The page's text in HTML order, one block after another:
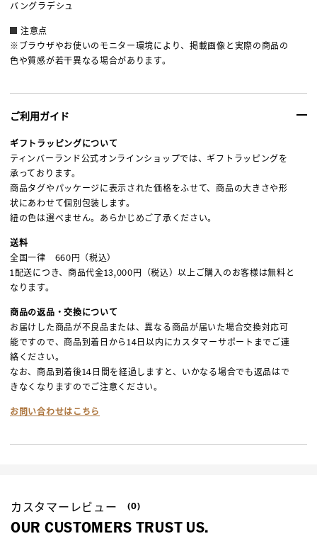
バングラデシュ
注意点
※ブラウザやお使いのモニター環境により、掲載画像と実際の商品の
色や質感が若干異なる場合があります。
ご利用ガイド
ギフトラッピングについて
ティンバーランド公式オンラインショップでは、ギフトラッピングを
承っております。
商品タグやパッケージに表示された価格をふせて、商品の大きさや形
状にあわせて個別包装します。
紐の色は選べません。あらかじめご了承ください。
送料
全国一律 660円（税込）
1配送につき、商品代金13,000円（税込）以上ご購入のお客様は無料と
なります。
商品の返品・交換について
お届けした商品が不良品または、異なる商品が届いた場合交換対応可
能ですので、商品到着日から14日以内にカスタマーサポートまでご連
絡ください。
なお、商品到着後14日間を経過しますと、いかなる場合でも返品はで
きなくなりますのでご注意ください。
お問い合わせはこちら
カスタマーレビュー (0)
OUR CUSTOMERS TRUST US.